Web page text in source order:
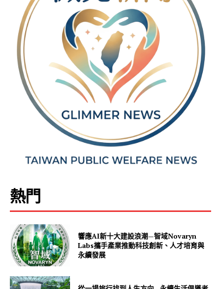
熱門
響應AI新十大建設浪潮—智域Novaryn
Labs攜手產業推動科技創新、人才培育與
永續發展